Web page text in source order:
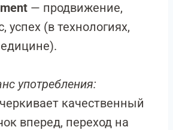
— продвижение,
успех (в технологиях,
употребления:
качественный
вперед, переход на